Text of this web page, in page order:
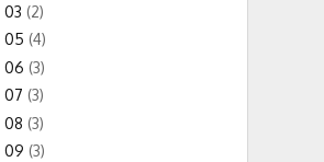
03 (2)
05 (4)
06 (3)
07 (3)
08 (3)
09 (3)